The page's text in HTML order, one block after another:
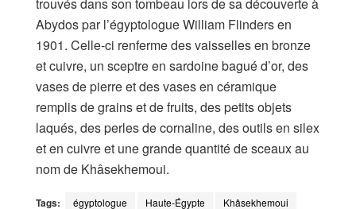
trouvés dans son tombeau lors de sa découverte à
Abydos par l’égyptologue William Flinders en
1901. Celle-ci renferme des vaisselles en bronze
et cuivre, un sceptre en sardoine bagué d’or, des
vases de pierre et des vases en céramique
remplis de grains et de fruits, des petits objets
laqués, des perles de cornaline, des outils en silex
et en cuivre et une grande quantité de sceaux au
nom de Khâsekhemoui.
Tags: égyptologue Haute-Égypte
Khâsekhemoui